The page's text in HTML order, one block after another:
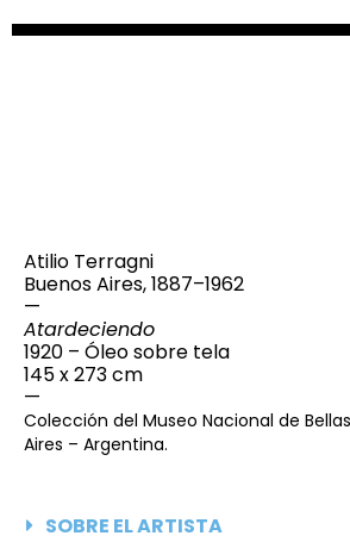
Atilio Terragni
Buenos Aires, 1887–1962
—
Atardeciendo
1920 – Óleo sobre tela
145 x 273 cm
—
Colección del Museo Nacional de
Aires – Argentina.
SOBRE EL ARTISTA